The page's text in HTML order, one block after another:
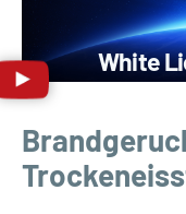
White